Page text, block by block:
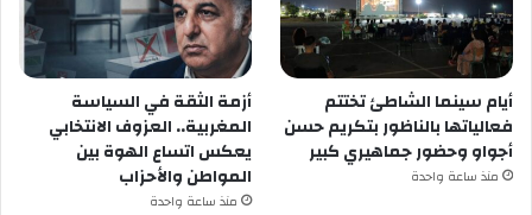
أيام سينما الشاطئ تختتم
فعالياتها بالناظور بتكريم حسن
أجواو وحضور جماهيري كبير
منذ ساعة واحدة
أزمة الثقة في السياسة
المغربية.. العزوف الانتخابي
يعكس اتساع الهوة بين
المواطن والأحزاب
منذ ساعة واحدة